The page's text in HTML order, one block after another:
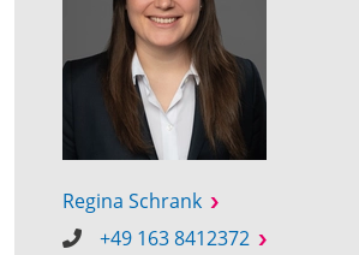
Regina Schrank
+49 163 8412372